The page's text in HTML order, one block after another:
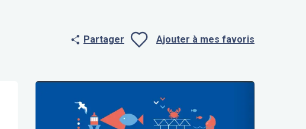
Partager Ajouter à mes favoris